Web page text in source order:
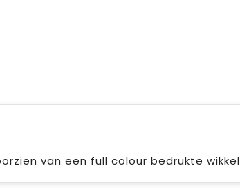
van een full colour bedrukte wikkel